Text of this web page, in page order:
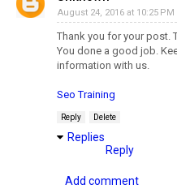
August 24, 2016 at 10:25 PM
Thank you for your post.
You done a good job.
information with us.
Seo Training
Reply Delete
Replies
Reply
Add comment